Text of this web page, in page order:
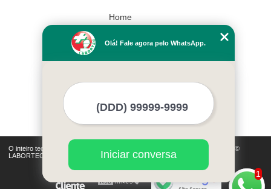
Home
Missão
Serviços
Mais Serviços
O inteiro teor deste site está sujeito à proteção de direitos autorais. Copyright©
LABORTEC (Lei 9610 de 19/02/1998)
1
Olá! Fale agora pelo WhatsApp.
Iniciar conversa